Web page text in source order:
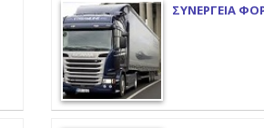
ΣΥΝΕΡΓΕΙΑ